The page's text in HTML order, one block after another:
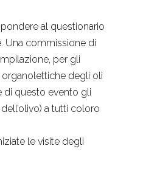
al questionario
Una commissione di
per gli
organolettiche degli oli
di questo evento gli
a tutti coloro
le visite degli